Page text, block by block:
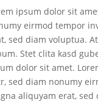
ipsum dolor sit
eirmod tempor
sed diam voluptua.
Stet clita kasd
dolor sit amet.
sed diam nonumy
aliquyam erat,